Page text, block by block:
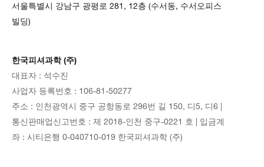
서울특별시 강남구 광평로 281, 12층 (수서동, 수서오피스
빌딩)
한국피셔과학 (주)
대표자 : 석수진
사업자 등록번호 : 106-81-50277
주소 : 인천광역시 중구 공항동로 296번 길 150, 디5, 디6 |
통신판매업신고번호 : 제 2018-인천 중구-0221 호 | 입금계
좌 : 시티은행 0-040710-019 한국피셔과학 (주)